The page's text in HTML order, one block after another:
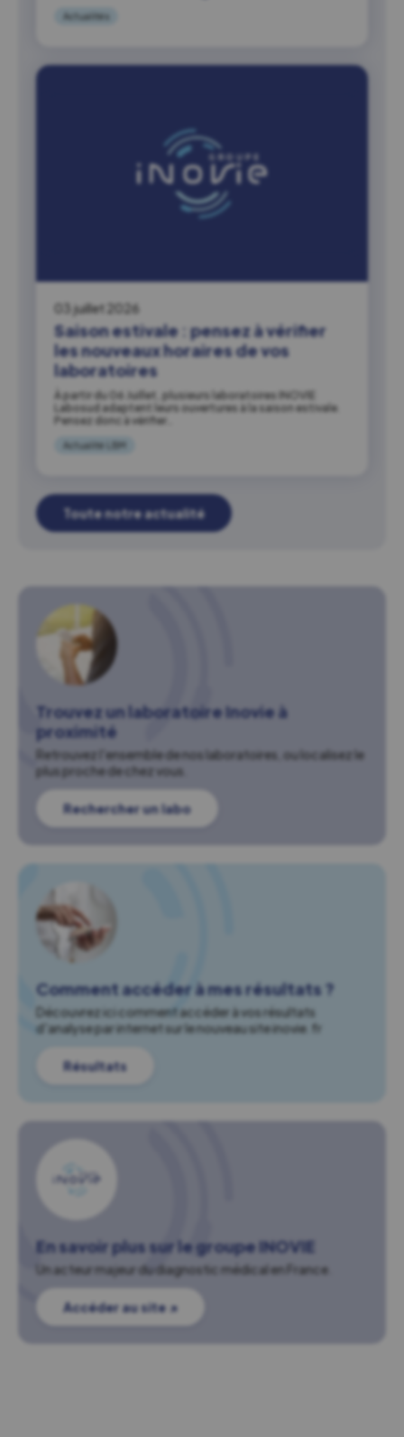
Actualités
03 juillet 2026
Saison estivale : pensez à vérifier
les nouveaux horaires de vos
laboratoires
À partir du 06 Juillet, plusieurs laboratoires INOVIE
Labosud adaptent leurs ouvertures à la saison estivale.
Pensez donc à vérifier…
Actualité LBM
Toute notre actualité
Trouvez un laboratoire Inovie à
proximité
Retrouvez l'ensemble de nos laboratoires, ou localisez le
plus proche de chez vous.
Rechercher un labo
Comment accéder à mes résultats ?
Découvrez ici comment accéder à vos résultats
d'analyse par internet sur le nouveau site inovie.fr
Résultats
En savoir plus sur le groupe INOVIE
Un acteur majeur du diagnostic médical en France.
Accéder au site ↗